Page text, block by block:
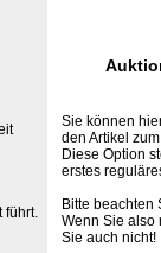
führt.
Sie können
den Artikel
Diese Option
erstes
Bitte beachten
Wenn Sie also
Sie auch nicht!